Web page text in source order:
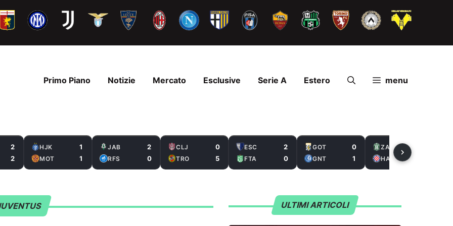
Primo Piano Notizie Mercato Esclusive Serie A Estero menu
2
2
HJK 1
MOT 1
JAB 2
RFS 0
CLJ 0
TRO 5
ESC 2
FTA 0
GOT 0
GNT 1
ZAL
HAS
ULTIMI ARTICOLI